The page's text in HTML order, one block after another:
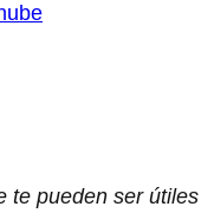
te pueden ser útiles